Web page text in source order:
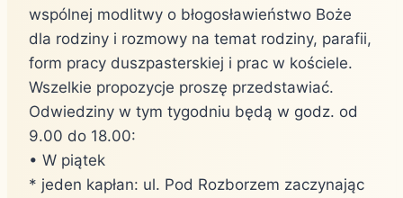
wspólnej modlitwy o błogosławieństwo Boże
dla rodziny i rozmowy na temat rodziny, parafii,
form pracy duszpasterskiej i prac w kościele.
Wszelkie propozycje proszę przedstawiać.
Odwiedziny w tym tygodniu będą w godz. od
9.00 do 18.00:
• W piątek
* jeden kapłan: ul. Pod Rozborzem zaczynając